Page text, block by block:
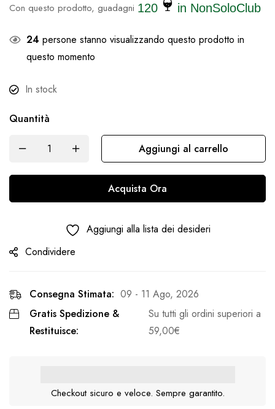
Con questo prodotto, guadagni 120 in NonSoloClub
24 persone stanno visualizzando questo prodotto in
questo momento
In stock
Quantità
Aggiungi al carrello
Acquista Ora
Aggiungi alla lista dei desideri
Condividere
Consegna Stimata: 09 - 11 Ago, 2026
Gratis Spedizione &
Restituisce:
Su tutti gli ordini superiori a
59,00€
Checkout sicuro e veloce. Sempre garantito.